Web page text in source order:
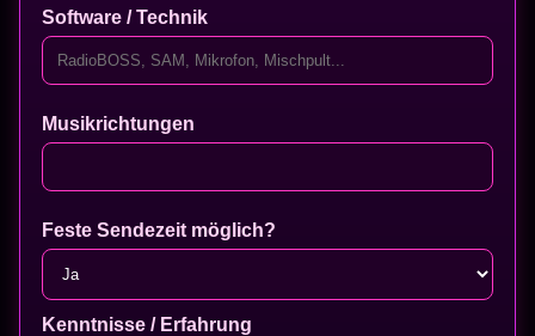
Software / Technik
Musikrichtungen
Feste Sendezeit möglich?
Kenntnisse / Erfahrung